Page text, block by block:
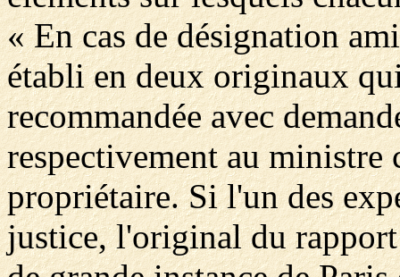
« En cas de désignation
établi en deux originaux
recommandée avec
respectivement au ministre
propriétaire. Si l'un des
justice, l'original du